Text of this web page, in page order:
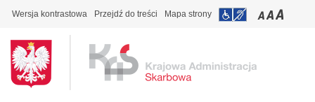
Wersja kontrastowa Przejdź do treści Mapa strony